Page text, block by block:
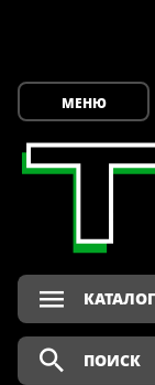
МЕНЮ
КАТАЛОГ